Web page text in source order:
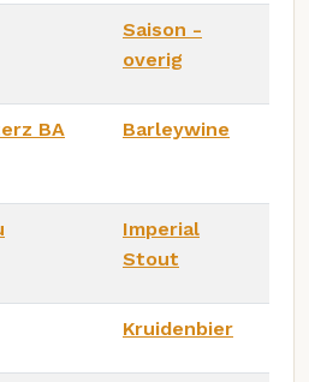
Saison -
overig
BA
Barleywine
Imperial
Stout
Kruidenbier